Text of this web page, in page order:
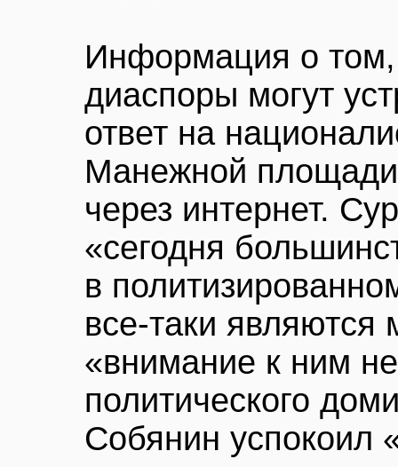
Информация о том,
диаспоры могут
ответ на
Манежной
через интернет.
«сегодня
в
все-таки
«внимание к ним
политического
Собянин успокоил